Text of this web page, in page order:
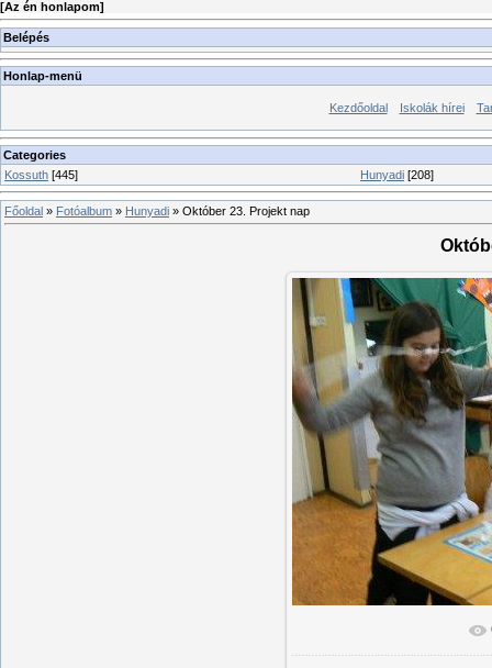
[Az én honlapom]
Belépés
Honlap-menü
Kezdőoldal Iskolák hírei
Categories
Kossuth [445] Hunyadi [208]
Főoldal » Fotóalbum » Hunyadi » Október 23. Projekt nap